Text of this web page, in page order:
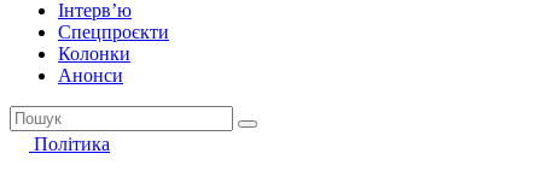
Інтерв’ю
Спецпроєкти
Колонки
Анонси
Політика